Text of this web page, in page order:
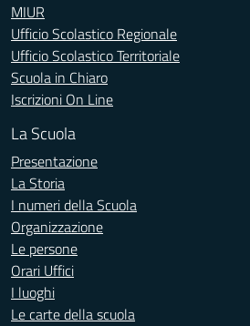
MIUR
Ufficio Scolastico Regionale
Ufficio Scolastico Territoriale
Scuola in Chiaro
Iscrizioni On Line
La Scuola
Presentazione
La Storia
I numeri della Scuola
Organizzazione
Le persone
Orari Uffici
I luoghi
Le carte della scuola